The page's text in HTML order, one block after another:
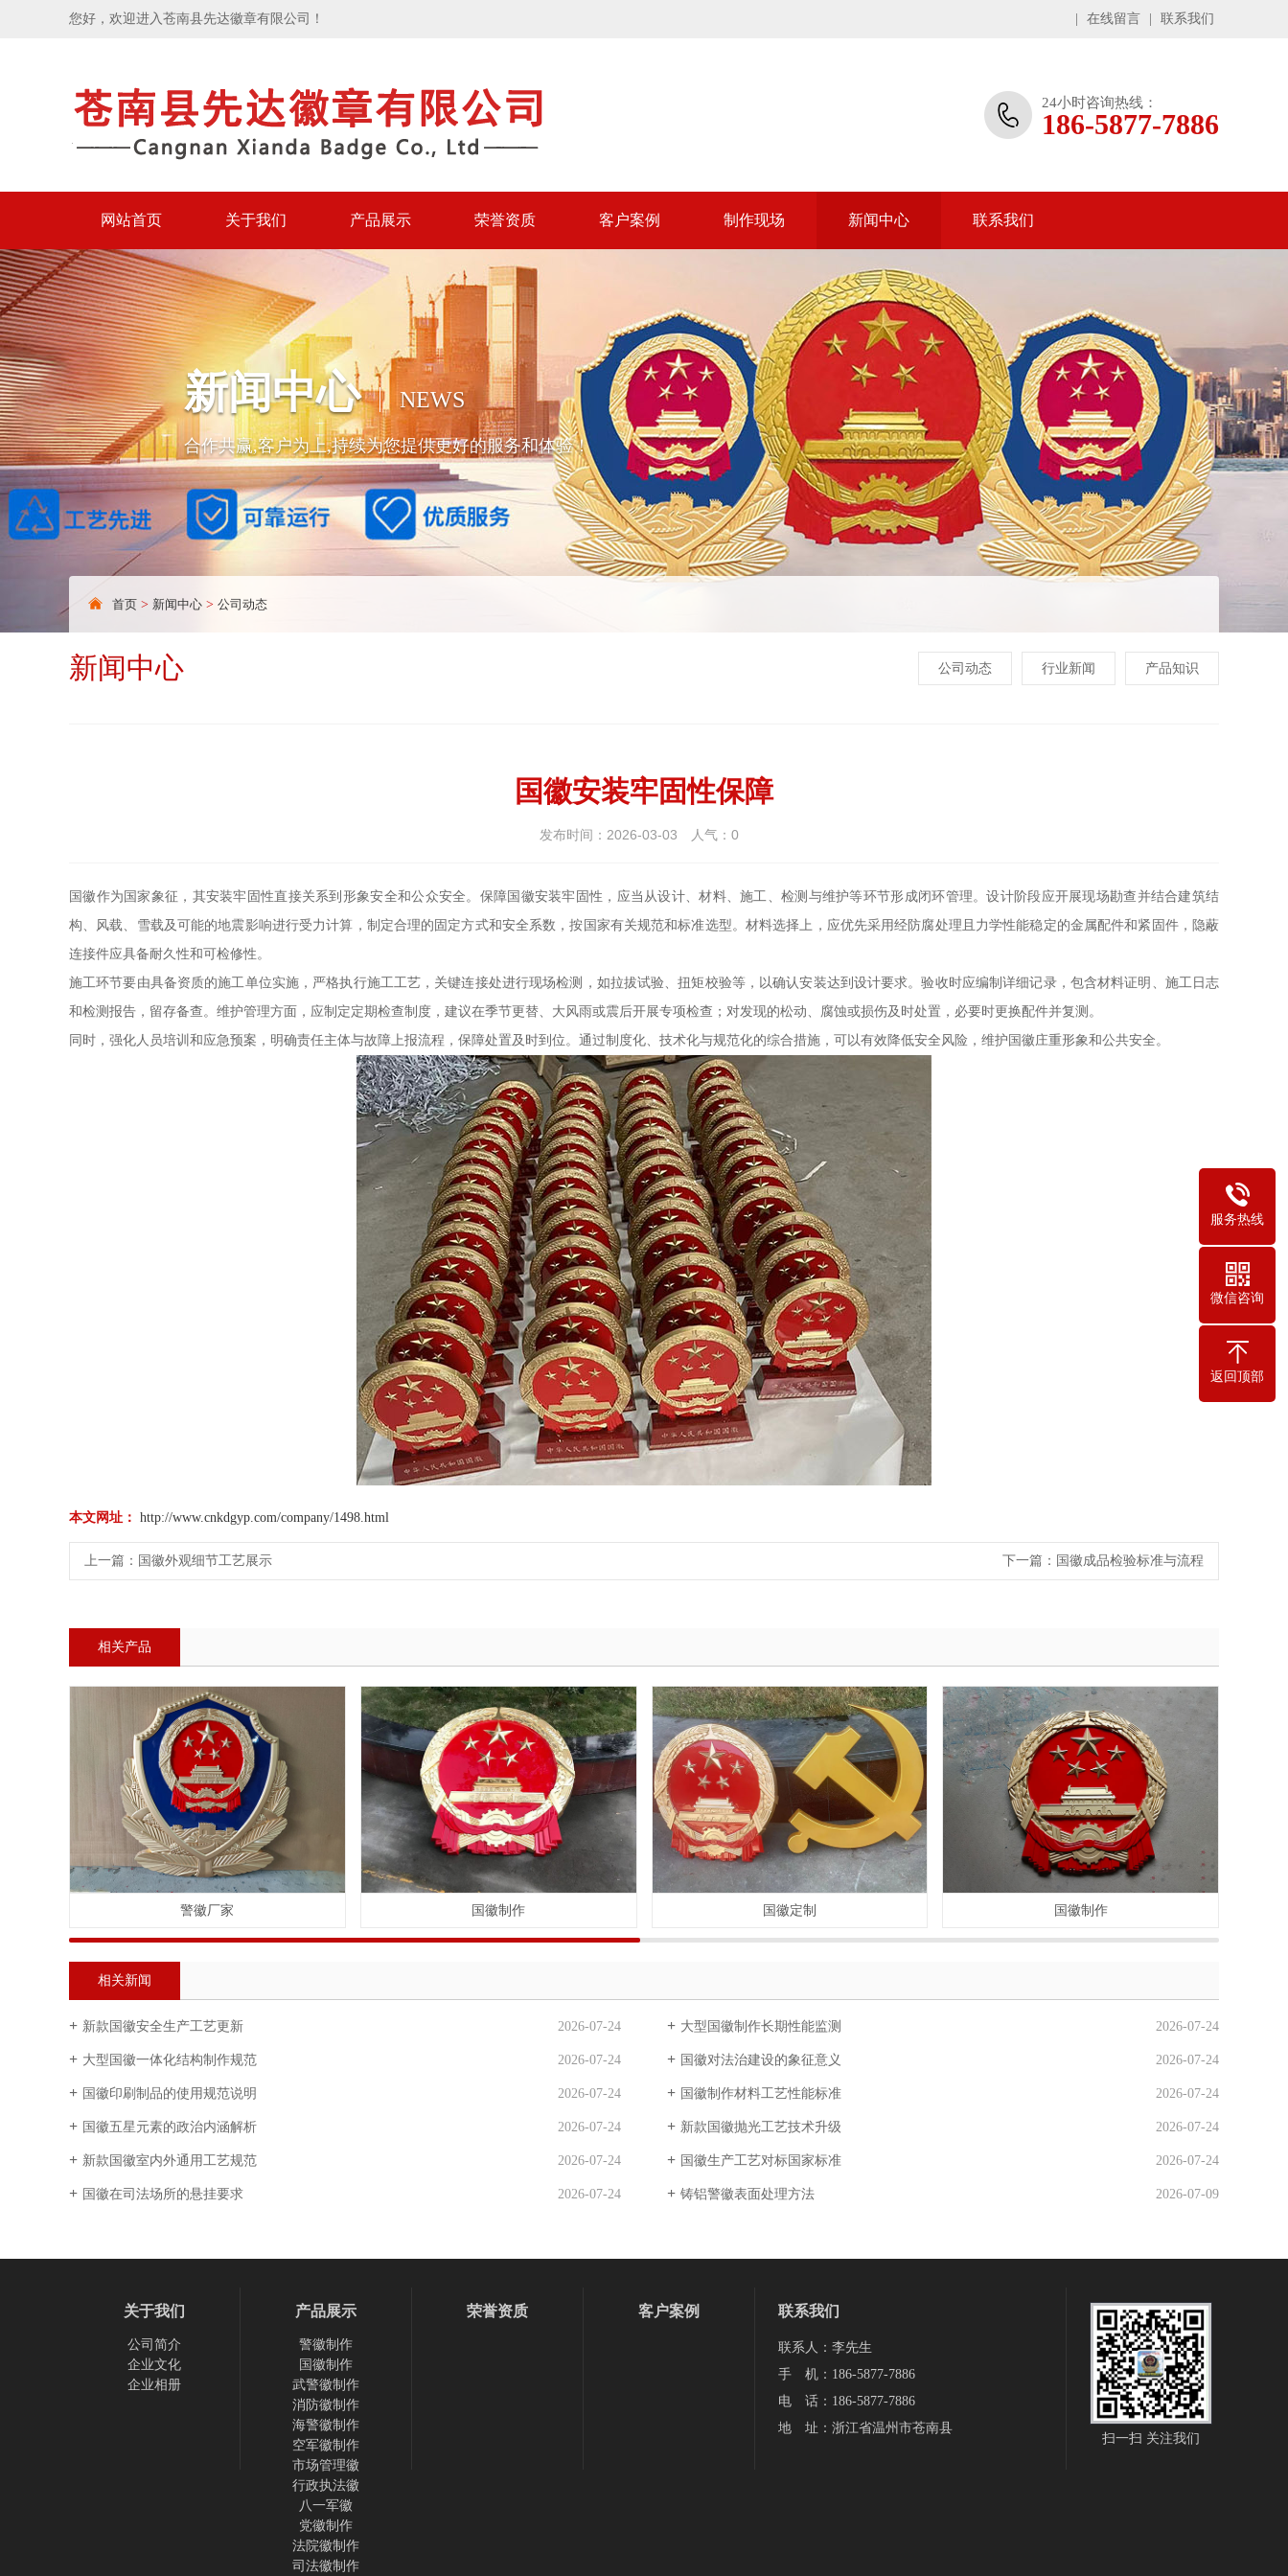
您好，欢迎进入苍南县先达徽章有限公司！ 在线留言 联系我们
24小时咨询热线：
186-5877-7886
网站首页 关于我们 产品展示 荣誉资质 客户案例 制作现场 新闻中心 联系我们
新闻中心 NEWS
合作共赢,客户为上,持续为您提供更好的服务和体验！
首页 > 新闻中心 > 公司动态
新闻中心 公司动态 行业新闻 产品知识
国徽安装牢固性保障
发布时间：2026-03-03 人气： 0
国徽作为国家象征，其安装牢固性直接关系到形象安全和公众安全。保障国徽安装牢固性，应当从设计、材料、施工、检测与维护等环节形成闭环管理。设计阶段应开展现场勘查并结合建筑结
构、风载、雪载及可能的地震影响进行受力计算，制定合理的固定方式和安全系数，按国家有关规范和标准选型。材料选择上，应优先采用经防腐处理且力学性能稳定的金属配件和紧固件，隐蔽
连接件应具备耐久性和可检修性。
施工环节要由具备资质的施工单位实施，严格执行施工工艺，关键连接处进行现场检测，如拉拔试验、扭矩校验等，以确认安装达到设计要求。验收时应编制详细记录，包含材料证明、施工日志
和检测报告，留存备查。维护管理方面，应制定定期检查制度，建议在季节更替、大风雨或震后开展专项检查；对发现的松动、腐蚀或损伤及时处置，必要时更换配件并复测。
同时，强化人员培训和应急预案，明确责任主体与故障上报流程，保障处置及时到位。通过制度化、技术化与规范化的综合措施，可以有效降低安全风险，维护国徽庄重形象和公共安全。
本文网址： http://www.cnkdgyp.com/company/1498.html
上一篇： 国徽外观细节工艺展示 下一篇： 国徽成品检验标准与流程
相关产品
警徽厂家 国徽制作 国徽定制 国徽制作
相关新闻
新款国徽安全生产工艺更新 2026-07-24 大型国徽制作长期性能监测 2026-07-24
大型国徽一体化结构制作规范 2026-07-24 国徽对法治建设的象征意义 2026-07-24
国徽印刷制品的使用规范说明 2026-07-24 国徽制作材料工艺性能标准 2026-07-24
国徽五星元素的政治内涵解析 2026-07-24 新款国徽抛光工艺技术升级 2026-07-24
新款国徽室内外通用工艺规范 2026-07-24 国徽生产工艺对标国家标准 2026-07-24
国徽在司法场所的悬挂要求 2026-07-24 铸铝警徽表面处理方法 2026-07-09
关于我们
公司简介
企业文化
企业相册
产品展示
警徽制作
国徽制作
武警徽制作
消防徽制作
海警徽制作
空军徽制作
市场管理徽
行政执法徽
八一军徽
党徽制作
法院徽制作
司法徽制作
荣誉资质 客户案例 联系我们
联系人：李先生‬
手 机：186-5877-7886
电 话：186-5877-7886
地 址：浙江省温州市苍南县
扫一扫 关注我们
服务热线
微信咨询
返回顶部